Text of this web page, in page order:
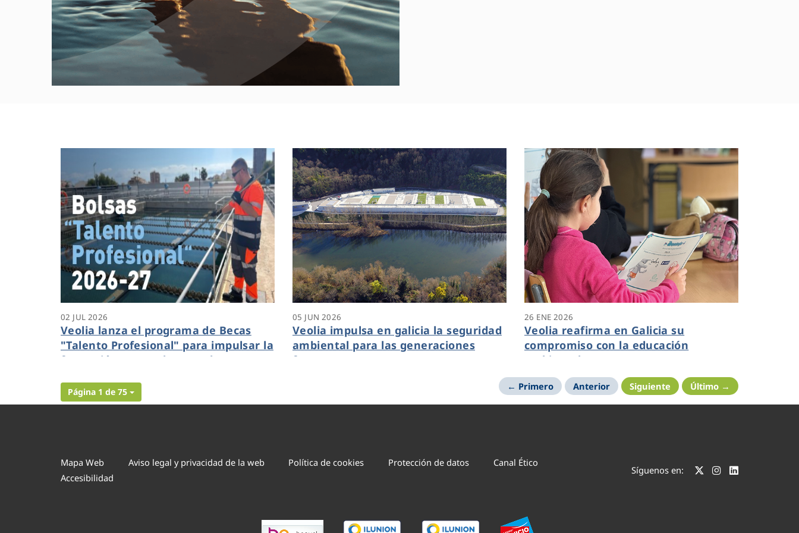
02 JUL 2026
Veolia lanza el programa de Becas
"Talento Profesional" para impulsar la
formación en empleos verdes
05 JUN 2026
Veolia impulsa en galicia la seguridad
ambiental para las generaciones
futuras
26 ENE 2026
Veolia reafirma en Galicia su
compromiso con la educación
ambiental
Página 1 de 75 ← Primero Anterior Siguiente Último →
Mapa Web Aviso legal y privacidad de la web Política de cookies Protección de datos
Canal Ético
Accesibilidad
Síguenos en: